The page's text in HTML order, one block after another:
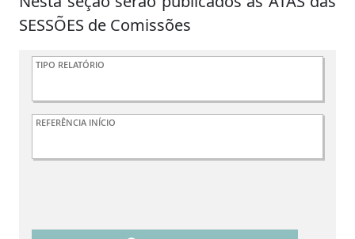
SESSÕES de Comissões